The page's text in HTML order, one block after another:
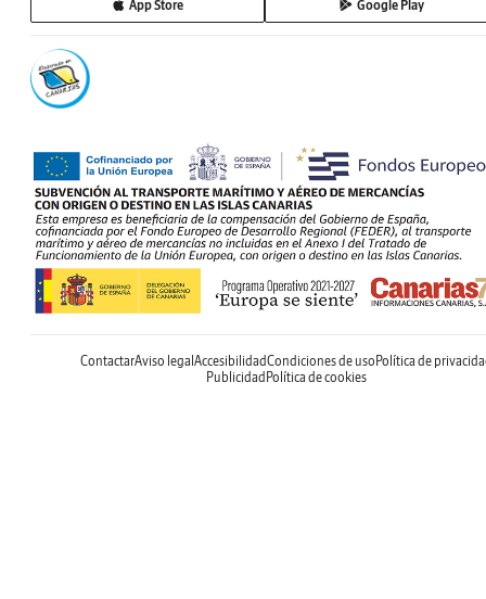
App Store Google Play
ContactarAviso legal AccesibilidadCondiciones de uso Política de
Publicidad Política de cookies